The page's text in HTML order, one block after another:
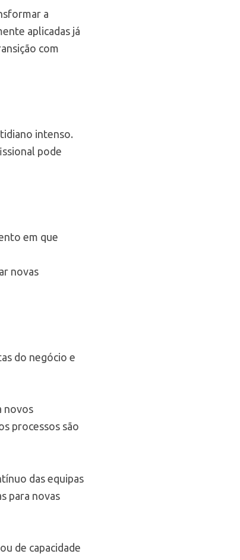
a
aplicadas já
com
intenso.
pode
em que
novas
do negócio e
novos
processos são
das equipas
para novas
de capacidade